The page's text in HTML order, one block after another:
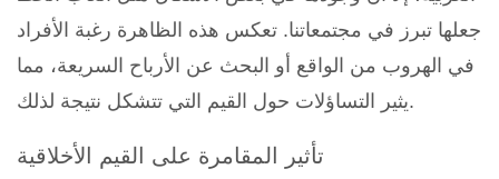
جعلها تبرز في مجتمعاتنا. تعكس هذه الظاهرة رغبة الأفراد
في الهروب من الواقع أو البحث عن الأرباح السريعة، مما
يثير التساؤلات حول القيم التي تتشكل نتيجة لذلك.
تأثير المقامرة على القيم الأخلاقية